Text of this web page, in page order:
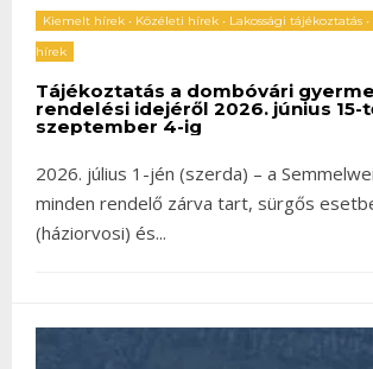
Kiemelt hírek • Közéleti hírek • Lakossági tájékoztatás •
hírek
Tájékoztatás a dombóvári
rendelési idejéről 2026. június 15-
szeptember 4-ig
2026. július 1-jén (szerda) – a
minden rendelő zárva tart, sürgős
(háziorvosi) és...